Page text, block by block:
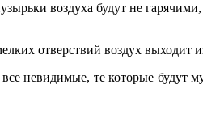
воздуха будут не
отверствий воздух выходит
невидимые, те которые будут